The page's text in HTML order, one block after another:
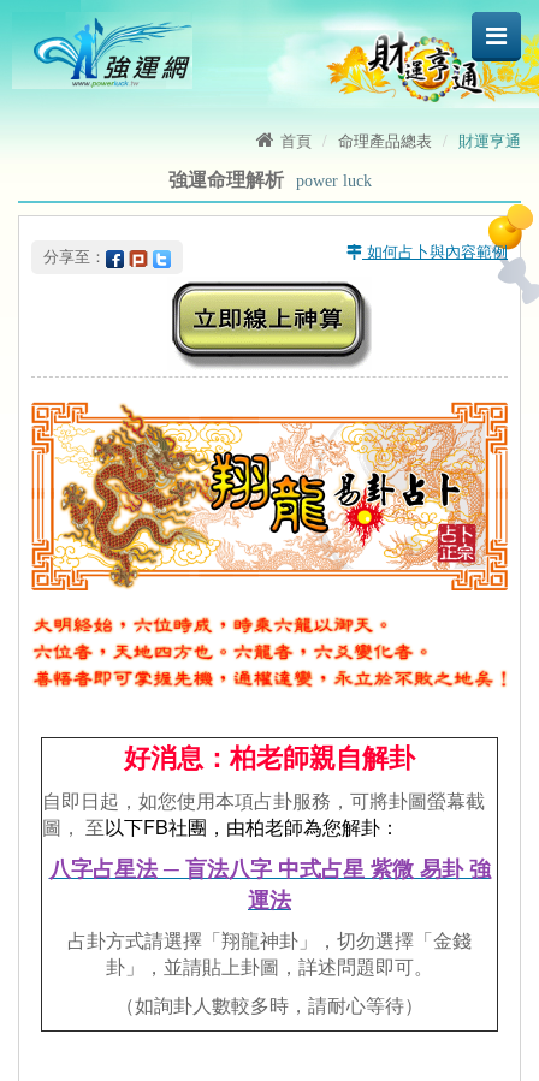
首頁 命理產品總表 財運亨通
強運命理解析 power luck
分享至： 如何占卜與內容範例
好消息：柏老師親自解卦
自即日起，如您使用本項占卦服務，可將卦圖螢幕截
圖， 至以下FB社團，由柏老師為您解卦：
八字占星法 ─ 盲法八字 中式占星 紫微 易卦 強
運法
占卦方式請選擇「翔龍神卦」，切勿選擇「金錢
卦」，並請貼上卦圖，詳述問題即可。
（如詢卦人數較多時，請耐心等待）